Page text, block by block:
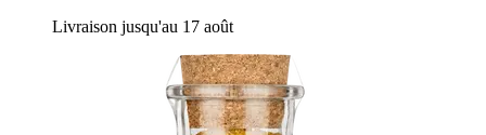
Livraison jusqu'au 17 août